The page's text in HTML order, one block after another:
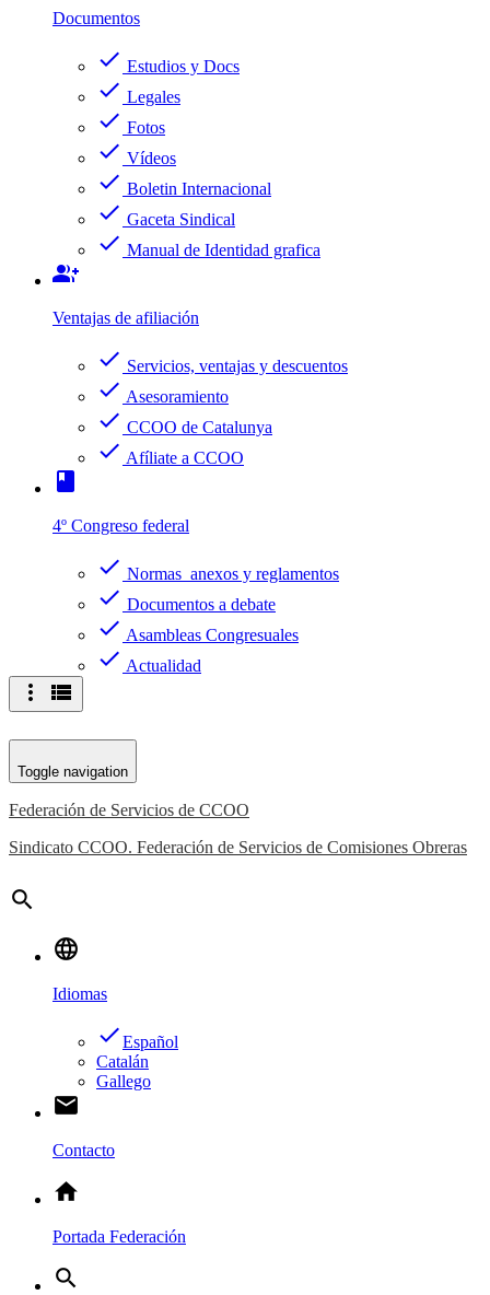
Documentos
check Estudios y Docs
check Legales
check Fotos
check Vídeos
check Boletin Internacional
check Gaceta Sindical
check Manual de Identidad grafica
group_add
Ventajas de afiliación
check Servicios, ventajas y descuentos
check Asesoramiento
check CCOO de Catalunya
check Afíliate a CCOO
book
4º Congreso federal
check Normas anexos y reglamentos
check Documentos a debate
check Asambleas Congresuales
check Actualidad
more_vert view_list
Toggle navigation
Federación de Servicios de CCOO
Sindicato CCOO. Federación de Servicios de Comisiones Obreras
search
language
Idiomas
doneEspañol
Catalán
Gallego
email
Contacto
home
Portada Federación
search